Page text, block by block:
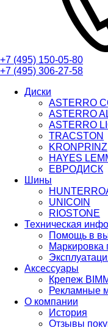
+7 (495) 150-05-80
+7 (495) 306-27-58
Диски
ASTERRO
ASTERRO
ASTERRO
TRACSTON
KRONPRINZ
HAYES
ЕВРОДИСК
Шины
UNICOIN
RIOSTONE
Техническая
Помощь в
Маркировка
Аксессуары
Крепеж
Рекламные
О компании
История
Отзывы